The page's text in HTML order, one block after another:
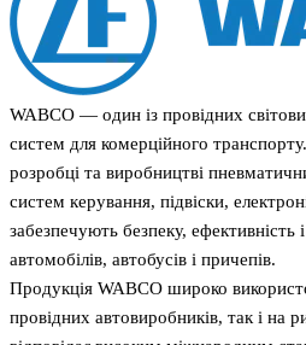
WABCO — один із провідних
систем для комерційного
розробці та виробництві
систем керування, підвіски,
забезпечують безпеку, ефективність
автомобілів, автобусів і причепів.
Продукція WABCO широко
провідних автовиробників, так і на